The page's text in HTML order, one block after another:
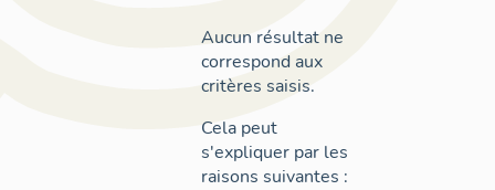
Aucun résultat ne
correspond aux
critères saisis.
Cela peut
s'expliquer par les
raisons suivantes :